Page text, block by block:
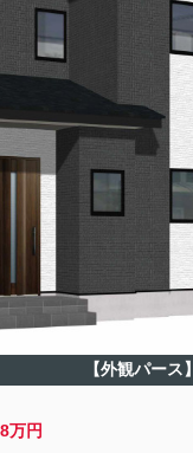
【外観パース】
万円